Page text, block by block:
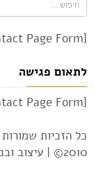
[contact-form-7 id="3306" title="Contact Page Form"]
לתאום פגישה
[contact-form-7 id="3306" title="Contact Page Form"]
כל הזכיות
2010© |
עיצוב